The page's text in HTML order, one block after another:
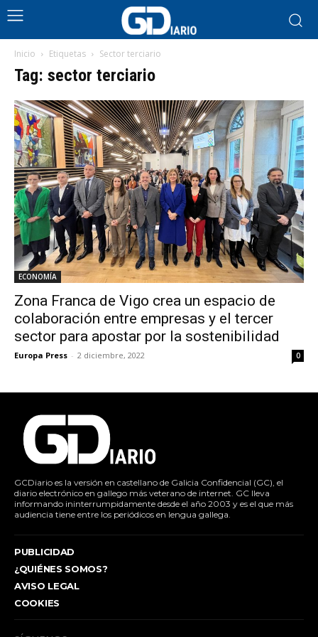
Inicio Etiquetas Sector terciario
Tag: sector terciario
ECONOMÍA
Zona Franca de Vigo crea un espacio de
colaboración entre empresas y el tercer
sector para apostar por la sostenibilidad
Europa Press - 2 diciembre, 2022 0
GCDiario es la versión en castellano de Galicia Confidencial (GC), el
diario electrónico en gallego más veterano de internet. GC lleva
informando ininterrumpidamente desde el año 2003 y es el que más
audiencia tiene entre los periódicos en lengua gallega.
PUBLICIDAD
¿QUIÉNES SOMOS?
AVISO LEGAL
COOKIES